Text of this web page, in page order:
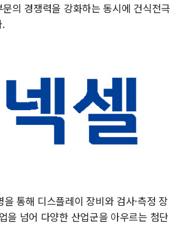
의 경쟁력을 강화하는 동시에 건식전극
.
통해 디스플레이 장비와 검사·측정 장
을 넘어 다양한 산업군을 아우르는 첨단